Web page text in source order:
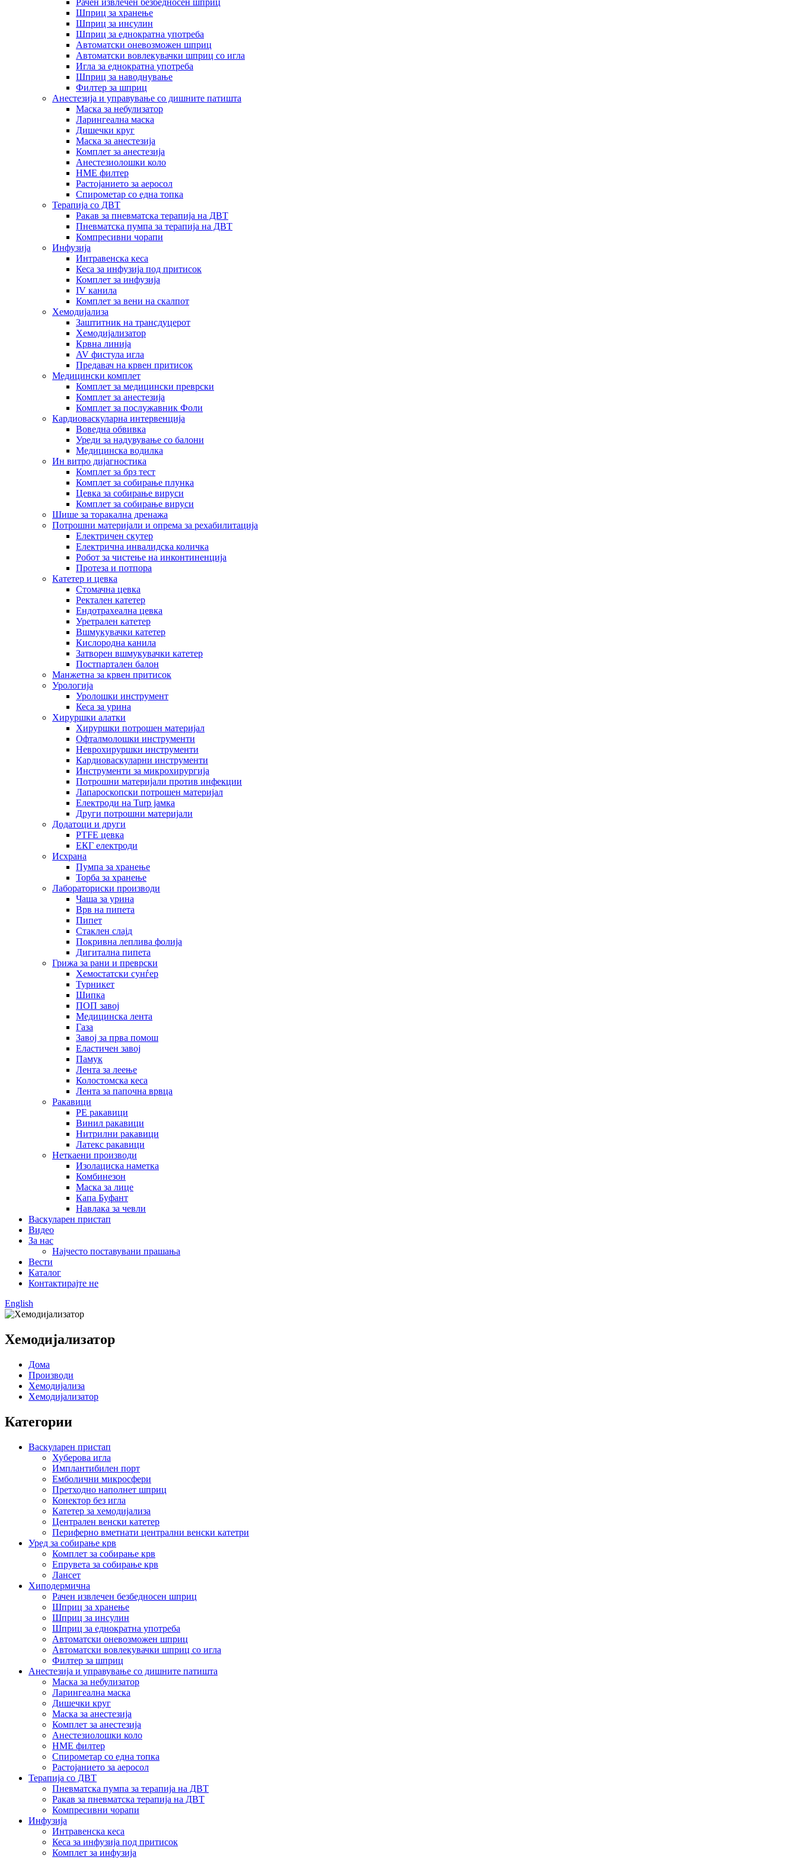
Рачен извлечен безбедносен шприц
Шприц за хранење
Шприц за инсулин
Шприц за еднократна употреба
Автоматски оневозможен шприц
Автоматски вовлекувачки шприц со игла
Игла за еднократна употреба
Шприц за наводнување
Филтер за шприц
Анестезија и управување со дишните патишта
Маска за небулизатор
Ларингеална маска
Дишечки круг
Маска за анестезија
Комплет за анестезија
Анестезиолошки коло
HME филтер
Растојанието за аеросол
Спирометар со една топка
Терапија со ДВТ
Ракав за пневматска терапија на ДВТ
Пневматска пумпа за терапија на ДВТ
Компресивни чорапи
Инфузија
Интравенска кеса
Кеса за инфузија под притисок
Комплет за инфузија
IV канила
Комплет за вени на скалпот
Хемодијализа
Заштитник на трансдуцерот
Хемодијализатор
Крвна линија
AV фистула игла
Предавач на крвен притисок
Медицински комплет
Комплет за медицински преврски
Комплет за анестезија
Комплет за послужавник Фоли
Кардиоваскуларна интервенција
Воведна обвивка
Уреди за надувување со балони
Медицинска водилка
Ин витро дијагностика
Комплет за брз тест
Комплет за собирање плунка
Цевка за собирање вируси
Комплет за собирање вируси
Шише за торакална дренажа
Потрошни материјали и опрема за рехабилитација
Електричен скутер
Електрична инвалидска количка
Робот за чистење на инконтиненција
Протеза и потпора
Катетер и цевка
Стомачна цевка
Ректален катетер
Ендотрахеална цевка
Уретрален катетер
Вшмукувачки катетер
Кислородна канила
Затворен вшмукувачки катетер
Постпартален балон
Манжетна за крвен притисок
Урологија
Уролошки инструмент
Кеса за урина
Хируршки алатки
Хируршки потрошен материјал
Офталмолошки инструменти
Неврохируршки инструменти
Кардиоваскуларни инструменти
Инструменти за микрохирургија
Потрошни материјали против инфекции
Лапароскопски потрошен материјал
Електроди на Turp јамка
Други потрошни материјали
Додатоци и други
PTFE цевка
ЕКГ електроди
Исхрана
Пумпа за хранење
Торба за хранење
Лабораториски производи
Чаша за урина
Врв на пипета
Пипет
Стаклен слајд
Покривна леплива фолија
Дигитална пипета
Грижа за рани и преврски
Хемостатски сунѓер
Турникет
Шипка
ПОП завој
Медицинска лента
Газа
Завој за прва помош
Еластичен завој
Памук
Лента за леење
Колостомска кеса
Лента за папочна врвца
Ракавици
PE ракавици
Винил ракавици
Нитрилни ракавици
Латекс ракавици
Неткаени производи
Изолациска наметка
Комбинезон
Маска за лице
Капа Буфант
Навлака за чевли
Васкуларен пристап
Видео
За нас
Најчесто поставувани прашања
Вести
Каталог
Контактирајте не
English
Хемодијализатор
Дома
Производи
Хемодијализа
Хемодијализатор
Категории
Васкуларен пристап
Хуберова игла
Имплантибилен порт
Емболични микросфери
Претходно наполнет шприц
Конектор без игла
Катетер за хемодијализа
Централен венски катетер
Периферно вметнати централни венски катетри
Уред за собирање крв
Комплет за собирање крв
Епрувета за собирање крв
Лансет
Хиподермична
Рачен извлечен безбедносен шприц
Шприц за хранење
Шприц за инсулин
Шприц за еднократна употреба
Автоматски оневозможен шприц
Автоматски вовлекувачки шприц со игла
Филтер за шприц
Анестезија и управување со дишните патишта
Маска за небулизатор
Ларингеална маска
Дишечки круг
Маска за анестезија
Комплет за анестезија
Анестезиолошки коло
HME филтер
Спирометар со една топка
Растојанието за аеросол
Терапија со ДВТ
Пневматска пумпа за терапија на ДВТ
Ракав за пневматска терапија на ДВТ
Компресивни чорапи
Инфузија
Интравенска кеса
Кеса за инфузија под притисок
Комплет за инфузија